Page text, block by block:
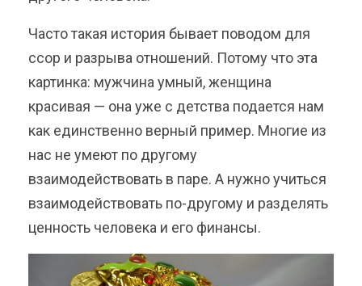
Часто такая история бывает поводом для
ссор и разрыва отношений. Потому что эта
картинка: мужчина умный, женщина
красивая — она уже с детства подается нам
как единственно верный пример. Многие из
нас не умеют по другому
взаимодействовать в паре. А нужно учиться
взаимодействовать по-другому и разделять
ценность человека и его финансы.